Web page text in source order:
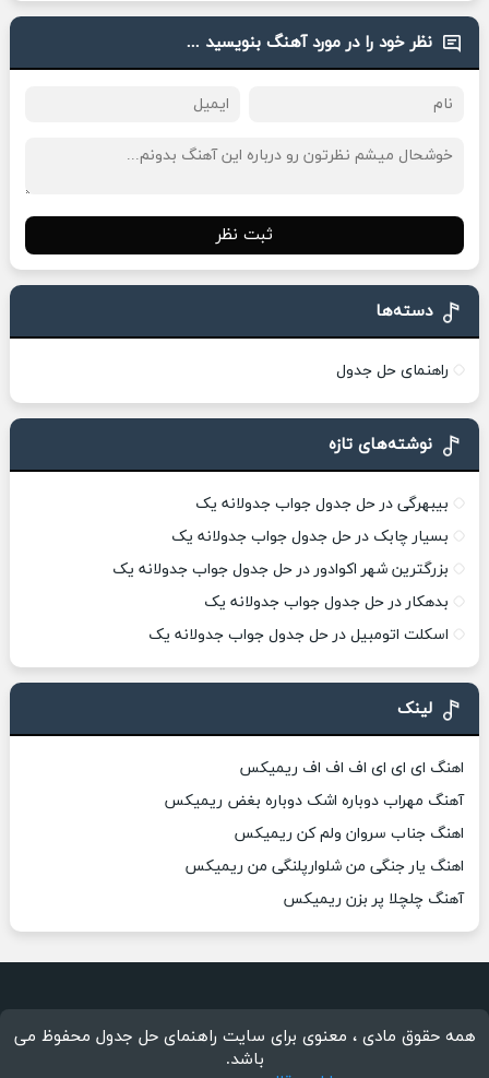
نظر خود را در مورد آهنگ بنویسید ...
ثبت نظر
دسته‌ها
راهنمای حل جدول
نوشته‌های تازه
بیبهرگی در حل جدول جواب جدولانه یک
بسیار چابک در حل جدول جواب جدولانه یک
بزرگترین شهر اکوادور در حل جدول جواب جدولانه یک
بدهکار در حل جدول جواب جدولانه یک
اسکلت اتومبیل در حل جدول جواب جدولانه یک
لینک
اهنگ ای ای ای اف اف اف ریمیکس
آهنگ مهراب دوباره اشک دوباره بغض ریمیکس
اهنگ جناب سروان ولم کن ریمیکس
اهنگ یار جنگی من شلوارپلنگی من ریمیکس
آهنگ چلچلا پر بزن ریمیکس
همه حقوق مادی ، معنوی برای سایت راهنمای حل جدول محفوظ می
باشد.